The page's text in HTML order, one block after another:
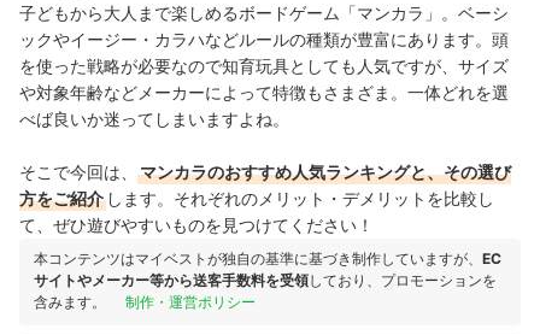
子どもから大人まで楽しめるボードゲーム「マンカラ」。ベーシ
ックやイージー・カラハなどルールの種類が豊富にあります。頭
を使った戦略が必要なので知育玩具としても人気ですが、サイズ
や対象年齢などメーカーによって特徴もさまざま。一体どれを選
べば良いか迷ってしまいますよね。
そこで今回は、
マンカラのおすすめ人気ランキングと、その選び
方をご紹介 します。それぞれのメリット・デメリットを比較し
て、ぜひ遊びやすいものを見つけてください！
本コンテンツはマイベストが独自の基準に基づき制作していますが、 EC
サイトやメーカー等から送客手数料を受領しており、プロモーションを
含みます。
制作・運営ポリシー